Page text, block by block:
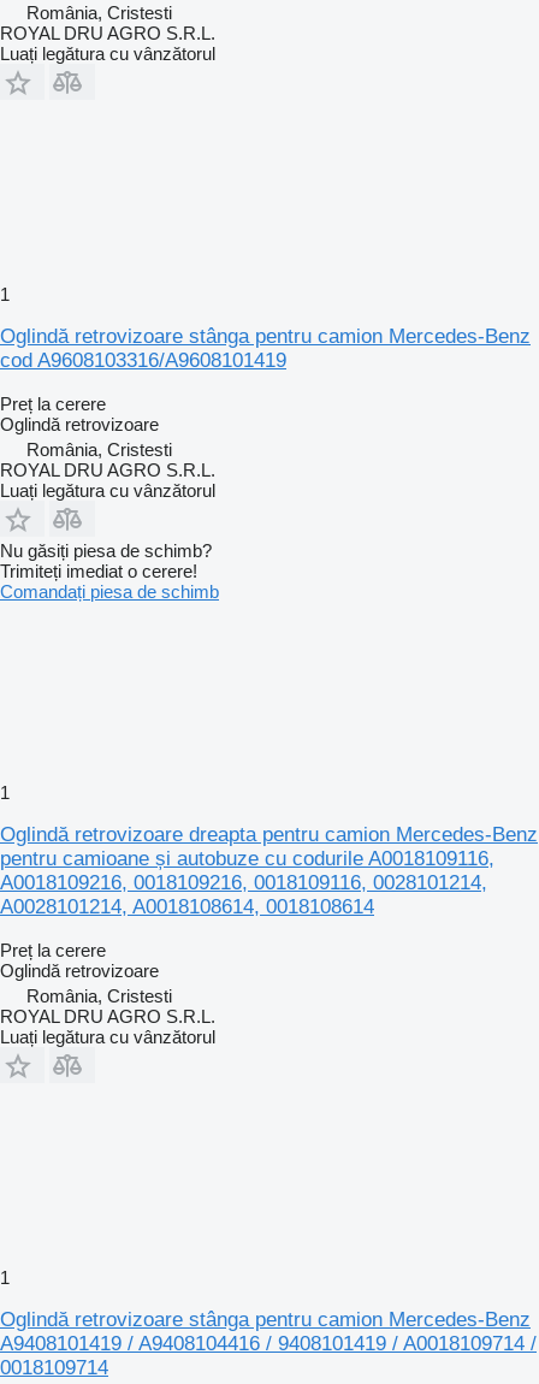
România, Cristesti
ROYAL DRU AGRO S.R.L.
Luați legătura cu vânzătorul
1
Oglindă retrovizoare stânga pentru camion Mercedes-Benz
cod A9608103316/A9608101419
Preț la cerere
Oglindă retrovizoare
România, Cristesti
ROYAL DRU AGRO S.R.L.
Luați legătura cu vânzătorul
Nu găsiți piesa de schimb?
Trimiteți imediat o cerere!
Comandați piesa de schimb
1
Oglindă retrovizoare dreapta pentru camion Mercedes-Benz
pentru camioane și autobuze cu codurile A0018109116,
A0018109216, 0018109216, 0018109116, 0028101214,
A0028101214, A0018108614, 0018108614
Preț la cerere
Oglindă retrovizoare
România, Cristesti
ROYAL DRU AGRO S.R.L.
Luați legătura cu vânzătorul
1
Oglindă retrovizoare stânga pentru camion Mercedes-Benz
A9408101419 / A9408104416 / 9408101419 / A0018109714 /
0018109714